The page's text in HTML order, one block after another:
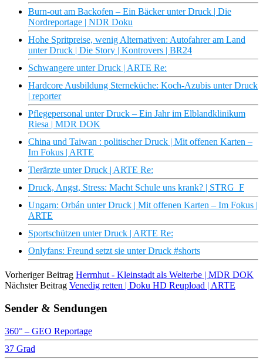
Burn-out am Backofen – Ein Bäcker unter Druck | Die
Nordreportage | NDR Doku
Hohe Spritpreise, wenig Alternativen: Autofahrer am Land
unter Druck | Die Story | Kontrovers | BR24
Schwangere unter Druck | ARTE Re:
Hardcore Ausbildung Sterneküche: Koch-Azubis unter Druck
| reporter
Pflegepersonal unter Druck – Ein Jahr im Elblandklinikum
Riesa | MDR DOK
China und Taiwan : politischer Druck | Mit offenen Karten –
Im Fokus | ARTE
Tierärzte unter Druck | ARTE Re:
Druck, Angst, Stress: Macht Schule uns krank? | STRG_F
Ungarn: Orbán unter Druck | Mit offenen Karten – Im Fokus |
ARTE
Sportschützen unter Druck | ARTE Re:
Onlyfans: Freund setzt sie unter Druck #shorts
Vorheriger Beitrag Herrnhut - Kleinstadt als Welterbe | MDR DOK
Nächster Beitrag Venedig retten | Doku HD Reupload | ARTE
Sender & Sendungen
360° – GEO Reportage
37 Grad